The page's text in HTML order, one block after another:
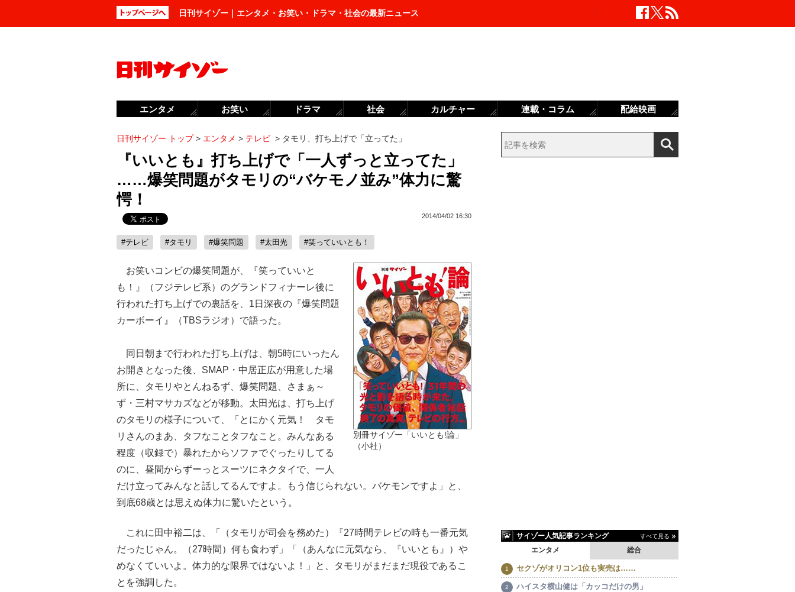
日刊サイゾー｜エンタメ・お笑い・ドラマ・社会の最新ニュース
日刊サイゾー トップ> エンタメ > テレビ > タモリ、打ち上げで「立ってた」
『いいとも』打ち上げで「一人ずっと立ってた」
……爆笑問題がタモリの“バケモノ並み”体力に驚
愕！
2014/04/02 16:30
#テレビ #タモリ #爆笑問題 #太田光 #笑っていいとも！
別冊サイゾー「いいとも!論」
（小社）
お笑いコンビの爆笑問題が、『笑っていいと
も！』（フジテレビ系）のグランドフィナーレ後に
行われた打ち上げでの裏話を、1日深夜の『爆笑問題
カーボーイ』（TBSラジオ）で語った。
同日朝まで行われた打ち上げは、朝5時にいったん
お開きとなった後、SMAP・中居正広が用意した場
所に、タモリやとんねるず、爆笑問題、さまぁ～
ず・三村マサカズなどが移動。太田光は、打ち上げ
のタモリの様子について、「とにかく元気！ タモ
リさんのまあ、タフなことタフなこと。みんなある
程度（収録で）暴れたからソファでぐったりしてる
のに、昼間からずーっとスーツにネクタイで、一人
だけ立ってみんなと話してるんですよ。もう信じられない。バケモンですよ」と、
到底68歳とは思えぬ体力に驚いたという。
これに田中裕二は、「（タモリが司会を務めた）『27時間テレビの時も一番元気
だったじゃん。（27時間）何も食わず」「（あんなに元気なら、『いいとも』）や
めなくていいよ。体力的な限界ではないよ！」と、タモリがまだまだ現役であるこ
とを強調した。
サイゾー人気記事ランキング すべて見る
エンタメ 総合
セクゾがオリコン1位も実売は……
ハイスタ横山健は「カッコだけの男」
エンタメ お笑い ドラマ 社会 カルチャー 連載・コラム 配給映画